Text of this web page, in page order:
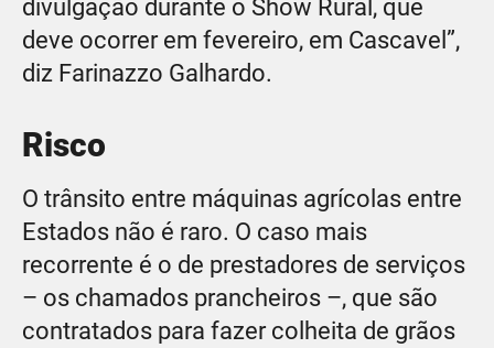
divulgação durante o Show Rural, que
deve ocorrer em fevereiro, em Cascavel”,
diz Farinazzo Galhardo.
Risco
O trânsito entre máquinas agrícolas entre
Estados não é raro. O caso mais
recorrente é o de prestadores de serviços
– os chamados prancheiros –, que são
contratados para fazer colheita de grãos